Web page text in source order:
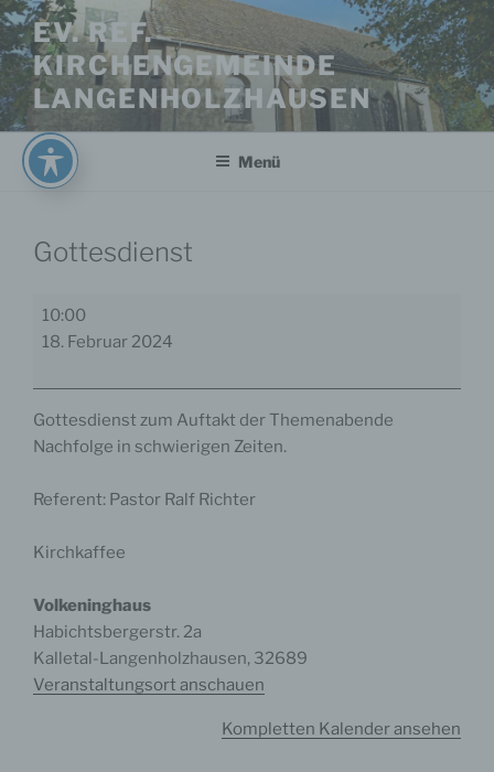
Zum
Inhalt
springen
EV. REF.
KIRCHENGEMEINDE
LANGENHOLZHAUSEN
Menü
Gottesdienst
Gottesdienst
10:00
18. Februar 2024
Gottesdienst zum Auftakt der Themenabende
Nachfolge in schwierigen Zeiten.
Referent: Pastor Ralf Richter
Kirchkaffee
Volkeninghaus
Habichtsbergerstr. 2a
Kalletal-Langenholzhausen, 32689
Veranstaltungsort anschauen
Kompletten Kalender ansehen